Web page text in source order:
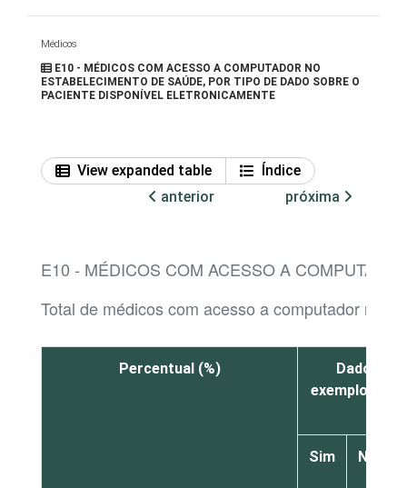
Médicos
E10 - MÉDICOS COM ACESSO A COMPUTADOR NO
ESTABELECIMENTO DE SAÚDE, POR TIPO DE DADO SOBRE O
PACIENTE DISPONÍVEL ELETRONICAMENTE
View expanded table
Índice
anterior
próxima
E10 - MÉDICOS COM ACESSO A
Total de médicos com acesso a computador no
Percentual (%)
Dados
exemplo,
Sim Não